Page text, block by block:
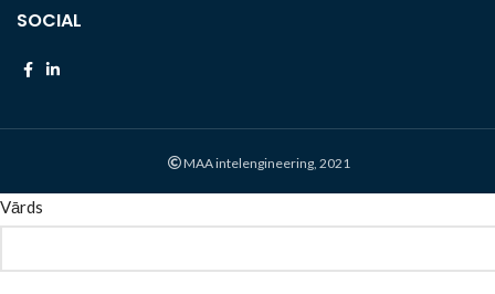
SOCIAL
MAA intelengineering, 2021
Vārds